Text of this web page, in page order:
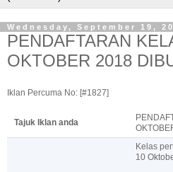
Wednesday, September 19,
PENDAFTARAN
OKTOBER 2018
Iklan Percuma No: [#1827]
Tajuk Iklan anda
Kelas
10